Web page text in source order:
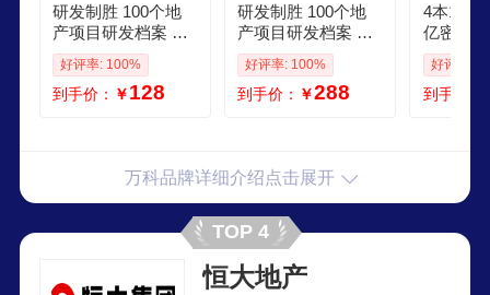
研发制胜 100个地
产项目研发档案 时
代楼盘出品 万科融
创保利龙湖等知名
房地产公司新项目
好评率: 100%
到手价： ￥128
研发制胜 100个地
产项目研发档案 时
代楼盘出品 万科融
创保利龙湖等知名
房地产公司新项目
好评率: 100%
到手价： ￥288
4本1套
亿密档
品 万科
辉龙湖
房地产
好评率:
到手价：
万科品牌详细介绍点击展开
TOP 4
恒大地产